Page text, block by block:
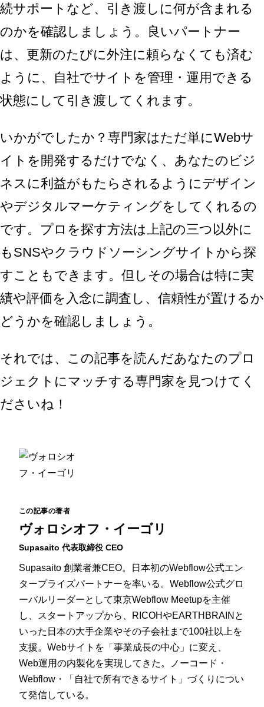
続サポートなど、引き渡しに何が含まれる
のかを確認しましょう。良いパートナー
は、更新のたびに外注に頼らなくても済む
ように、自社でサイトを管理・運用できる
状態にして引き渡してくれます。
いかがでしたか？専門家はただ単にWebサ
イトを開発するだけでなく、あなたのビジ
ネスに利益がもたらされるようにデザイン
やデジタルマーケティングをしてくれるの
です。プロを探す方法は上記の三つ以外に
もSNSやクラウドソーシングサイトから探
すこともできます。但しその場合は特に実
績や評価を入念に調査し、信頼性が置けるか
どうかを確認しましょう。
それでは、この記事を読んだあなたのプロ
ジェクトにマッチする専門家を見つけてく
ださいね！
この記事の著者
ヴォロシオフ・イーゴリ
Supasaito 代表取締役 CEO
Supasaito 創業者兼CEO。日本初のWebflow公式エン
タープライズパートナーを率いる。Webflow公式グロ
ーバルリーダーとして東京Webflow Meetupを主催
し、スタートアップから、RICOHやEARTHBRAINと
いった日本の大手企業やその子会社まで100社以上を
支援。Webサイトを「事業成長の中心」に変え、
Web運用の内製化を実現してきた。ノーコード・
Webflow・「自社で所有できるサイト」づくりについ
て発信している。